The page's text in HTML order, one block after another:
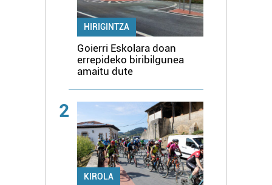
HIRIGINTZA
Goierri Eskolara doan
errepideko biribilgunea
amaitu dute
2
KIROLA